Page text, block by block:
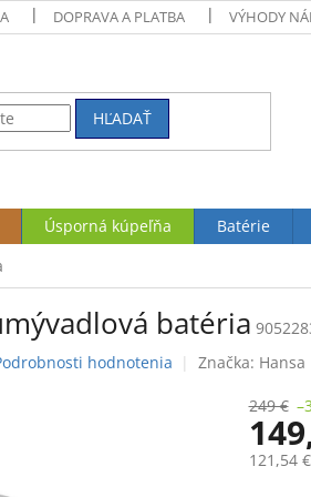
DOPRAVA A PLATBA VÝHODY
HĽADAŤ
Úsporná kúpeľňa Batérie
batéria
hodnotenia Značka: Hansa
249 €
121,54